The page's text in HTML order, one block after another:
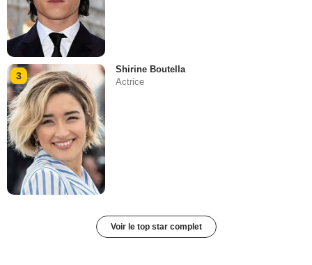
3
Shirine Boutella
Actrice
Voir le top star complet